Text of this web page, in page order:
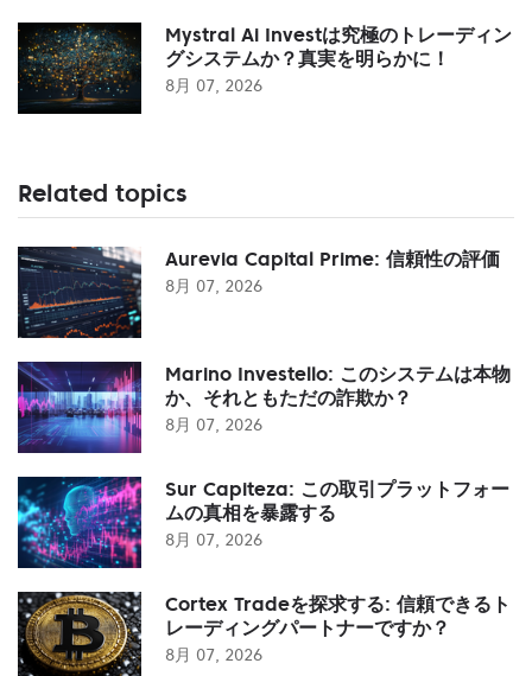
Mystral Ai Investは究極のトレーディン
グシステムか？真実を明らかに！
8月 07, 2026
Related topics
Aurevia Capital Prime: 信頼性の評価
8月 07, 2026
Marino Investello: このシステムは本物
か、それともただの詐欺か？
8月 07, 2026
Sur Capiteza: この取引プラットフォー
ムの真相を暴露する
8月 07, 2026
Cortex Tradeを探求する: 信頼できるト
レーディングパートナーですか？
8月 07, 2026